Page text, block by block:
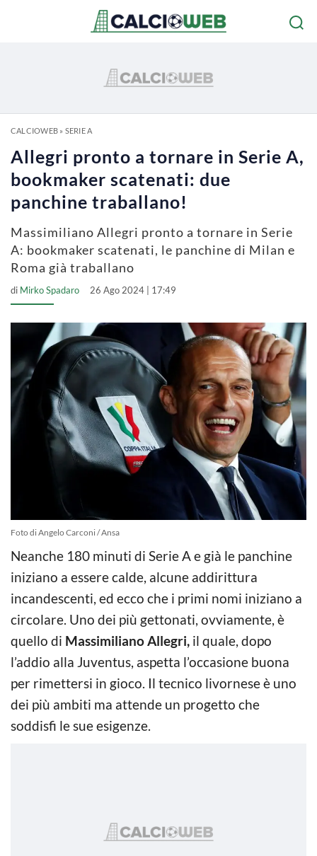
CALCIOWEB» SERIE A
Allegri pronto a tornare in Serie A,
bookmaker scatenati: due
panchine traballano!
Massimiliano Allegri pronto a tornare in Serie
A: bookmaker scatenati, le panchine di Milan e
Roma già traballano
di Mirko Spadaro 26 Ago 2024 | 17:49
Foto di Angelo Carconi / Ansa
Neanche 180 minuti di Serie A e già le panchine
iniziano a essere calde, alcune addirittura
incandescenti, ed ecco che i primi nomi iniziano a
circolare. Uno dei più gettonati, ovviamente, è
quello di Massimiliano Allegri, il quale, dopo
l’addio alla Juventus, aspetta l’occasione buona
per rimettersi in gioco. Il tecnico livornese è uno
dei più ambiti ma attende un progetto che
soddisfi le sue esigenze.